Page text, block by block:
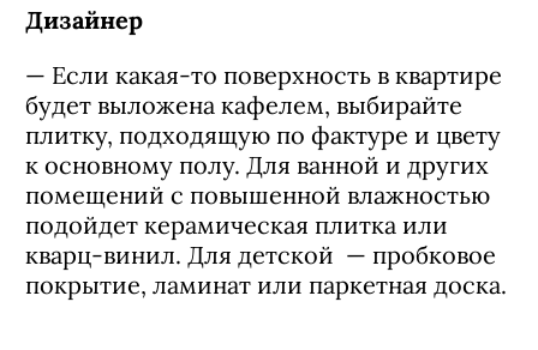
Дизайнер
— Если какая-то поверхность в квартире
будет выложена кафелем, выбирайте
плитку, подходящую по фактуре и цвету
к основному полу. Для ванной и других
помещений с повышенной влажностью
подойдет керамическая плитка или
кварц-винил. Для детской — пробковое
покрытие, ламинат или паркетная доска.